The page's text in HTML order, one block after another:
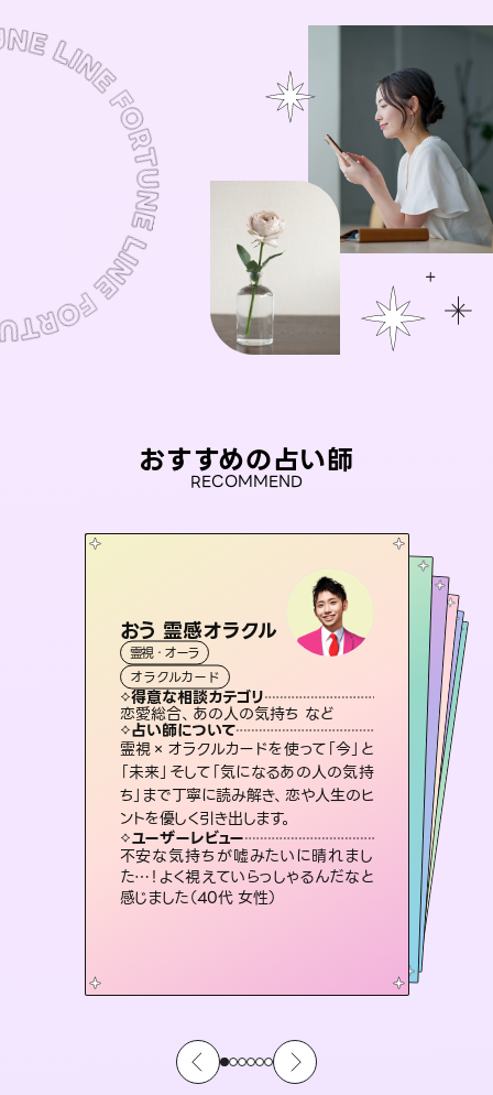
おすすめの占い師
RECOMMEND
おう 霊感オラクル
霊視・オーラ
オラクルカード
得意な相談カテゴリ
恋愛総合、あの人の気持ち など
占い師について
霊視×オラクルカードを使って「今」と
「未来」そして「気になるあの人の気持
ち」まで丁寧に読み解き、恋や人生のヒ
ントを優しく引き出します。
ユーザーレビュー
不安な気持ちが嘘みたいに晴れまし
た…！よく視えていらっしゃるんだなと
感じました（40代 女性）
セラピスト理恵
霊視・オーラ
スピリチュアル・リーディング
得意な相談カテゴリ
片想い、二人の未来、年の差 など
占い師について
連絡再開、復縁、成就などの報告実績
多数。セラピストとして2万超の施術経
験があるからこそできる鑑定で、より良
い未来をサポートします。
ユーザーレビュー
とても心温まる鑑定でした。しかもこち
らは何も言っていないのに視えていらっ
しゃるんだなと驚きです（30代女性）
アイリス -iris-
西洋占星術
ルーン
得意な相談カテゴリ
恋愛総合、片想い、二人の未来 など
占い師について
復縁、恋愛、不倫の行方、同性愛や片
思い、仕事関係や借金問題まで知りた
いことや心の負担になっていることを
紐解き、背中をそっと押して導きます。
ユーザーレビュー
安心感のあり、言い切ってくれる所や濁
さない鑑定のおかげで、毎回自分の気
持ちを整えられます（30代 男性）
とうげんみう
霊視・オーラ
スピリチュアル・リーディング
得意な相談カテゴリ
片想い、あの人の気持ち、復縁 など
占い師について
恋愛のお悩みの中でも特に「曖昧な関係」の相談を得意としており、友達以上恋人未満なお相手との今後や本音を丁寧に読み解き恋愛成就へと導きます。
ユーザーレビュー
鑑定していただいてアドバイス通りに行
動すると仲が復活してきました。ありが
とうございました（40代 女性）
未来視師＊花
スピリチュアル・リーディング
得意な相談カテゴリ
出逢い、片想い、復縁 など
占い師について
未来には何パターンもの選択肢があり
ます。不安で視えにくくなっているあな
たの素敵な未来を見つけ、その未来を
選択できるようアドバイスします。
ユーザーレビュー
職場の人の性質や人間関係、本心など
本当によく視えていてびっくり。対策が
打てて前向きになれます（40代）
霊視・オーラ
スピリチュアル・リーディング
得意な相談カテゴリ
片想い、あの人の気持ち、復縁 など
占い師について
3,700年以上の歴史を持つ東洋最古の
占術「易占」で詳細まで占い、幸せへ向
かう道筋を示します。厳しい結果にも具
体的な対策をお伝えします。
ユーザーレビュー
複雑な背景もしっかり聞いて鑑定して
いただけました。気持ちが楽になりまし
た（50代 女性）